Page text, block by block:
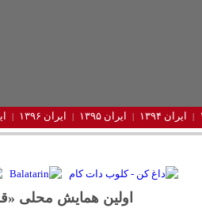
ایران ۱۳۹۴ ایران ۱۳۹۵ ایران ۱۳۹۶
اولین همایش محلی